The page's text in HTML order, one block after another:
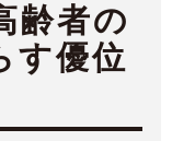
齢者の
す優位